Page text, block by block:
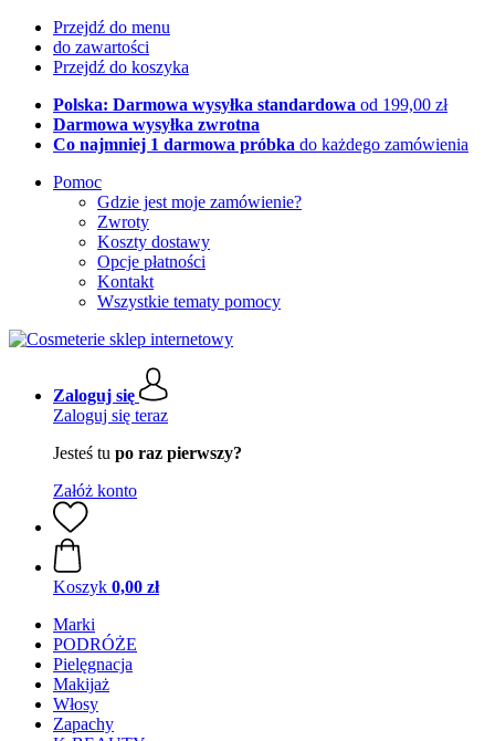
Przejdź do menu
do zawartości
Przejdź do koszyka
Polska: Darmowa wysyłka standardowa od 199,00 zł
Darmowa wysyłka zwrotna
Co najmniej 1 darmowa próbka do każdego zamówienia
Pomoc
Gdzie jest moje zamówienie?
Zwroty
Koszty dostawy
Opcje płatności
Kontakt
Wszystkie tematy pomocy
Zaloguj się
Zaloguj się teraz
Jesteś tu po raz pierwszy?
Załóż konto
Koszyk 0,00 zł
Marki
PODRÓŻE
Pielęgnacja
Makijaż
Włosy
Zapachy